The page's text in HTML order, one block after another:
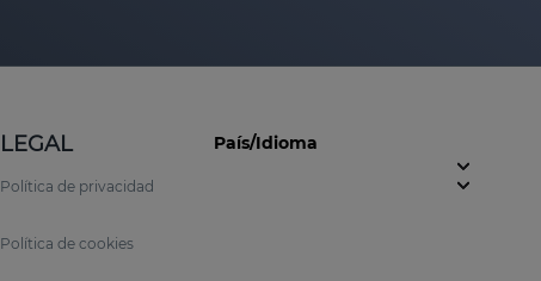
LEGAL
Política de privacidad
Política de cookies
País/Idioma